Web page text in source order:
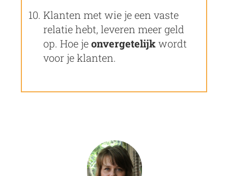
Klanten met wie je een vaste
relatie hebt, leveren meer geld
op. Hoe jeonvergetelijkwordt
voor je klanten.